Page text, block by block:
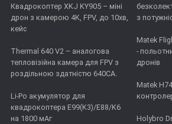
Квадрокоптер XKJ KY905 – міні
дрон з камерою 4K, FPV, до 10хв,
кейс
Thermal 640 V2 – аналогова
тепловізійна камера для FPV з
роздільною здатністю 640CA.
Li-Po акумулятор для
квадрокоптера E99(K3)/E88/K6
на 1800 мАг
з
Matek
-
дронів
Matek
Holybro